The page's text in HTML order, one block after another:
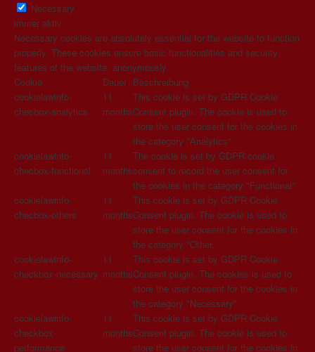
Necessary
immer aktiv
Necessary cookies are absolutely essential for the website to function
properly. These cookies ensure basic functionalities and security
features of the website, anonymously.
Cookie
Dauer Beschreibung
cookielawinfo-
checbox-analytics
11
months
This cookie is set by GDPR Cookie
Consent plugin. The cookie is used to
store the user consent for the cookies in
the category "Analytics".
cookielawinfo-
checbox-functional
11
months
The cookie is set by GDPR cookie
consent to record the user consent for
the cookies in the category "Functional".
cookielawinfo-
checbox-others
11
months
This cookie is set by GDPR Cookie
Consent plugin. The cookie is used to
store the user consent for the cookies in
the category "Other.
cookielawinfo-
checkbox-necessary
11
months
This cookie is set by GDPR Cookie
Consent plugin. The cookies is used to
store the user consent for the cookies in
the category "Necessary".
cookielawinfo-
checkbox-
performance
11
months
This cookie is set by GDPR Cookie
Consent plugin. The cookie is used to
store the user consent for the cookies in